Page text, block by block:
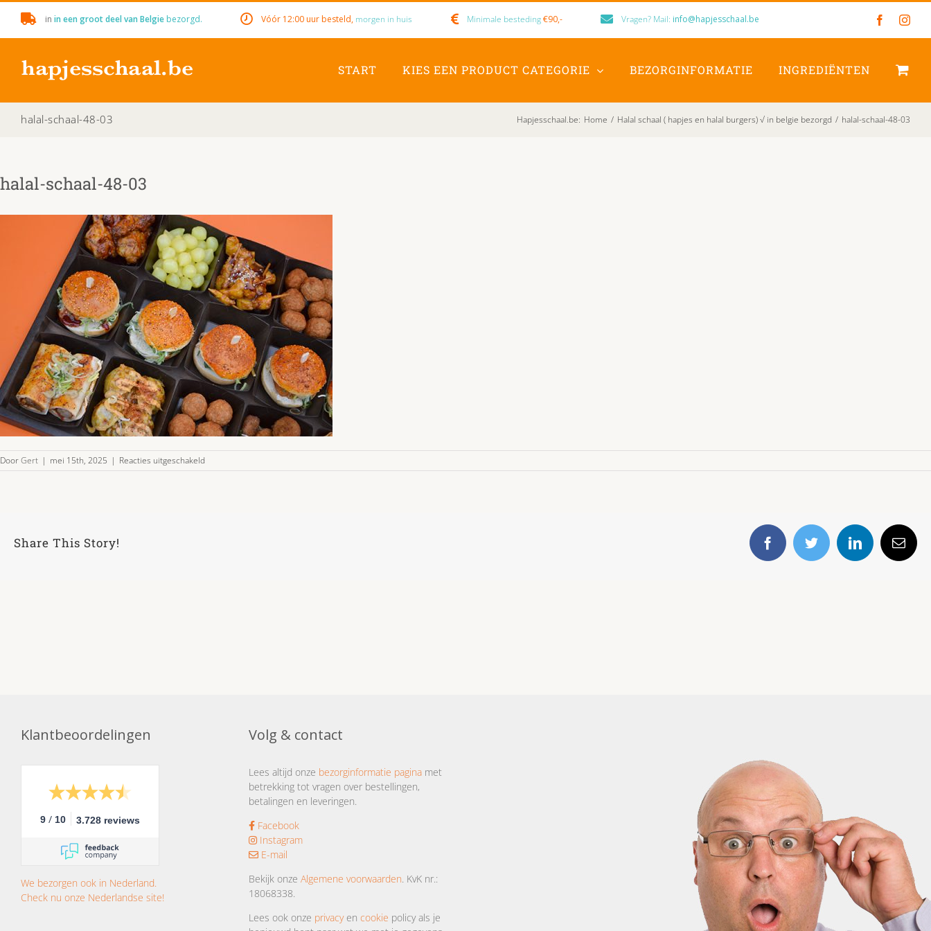
content
in in een groot deel van Belgie bezorgd. Vóór 12:00 uur besteld, morgen in huis Minimale besteding€90,- Vragen? Mail: info@hapjesschaal.be Facebook
START KIES EEN PRODUCT CATEGORIE BEZORGINFORMATIE INGREDIËNTEN
halal-schaal-48-03 Hapjesschaal.be: Home / Halal schaal ( hapjes en halal burgers) √ in belgie bezorgd / halal-schaal-48-03
halal-schaal-48-03
DoorGert | mei 15th, 2025 | Reacties uitgeschakeld
halal-
Share This Story! FacebookTwitter LinkedIn
E-
mail
Klantbeoordelingen
9 / 10 3.728 reviews
We bezorgen ook in Nederland.
Check nu onze Nederlandse site!
Volg & contact
Lees altijd onze bezorginformatie paginamet
betrekking tot vragen over bestellingen,
betalingen en leveringen.
Facebook
Instagram
E-mail
Bekijk onze Algemene voorwaarden. KvK nr.:
18068338.
Lees ook onze privacyen cookie policy als je